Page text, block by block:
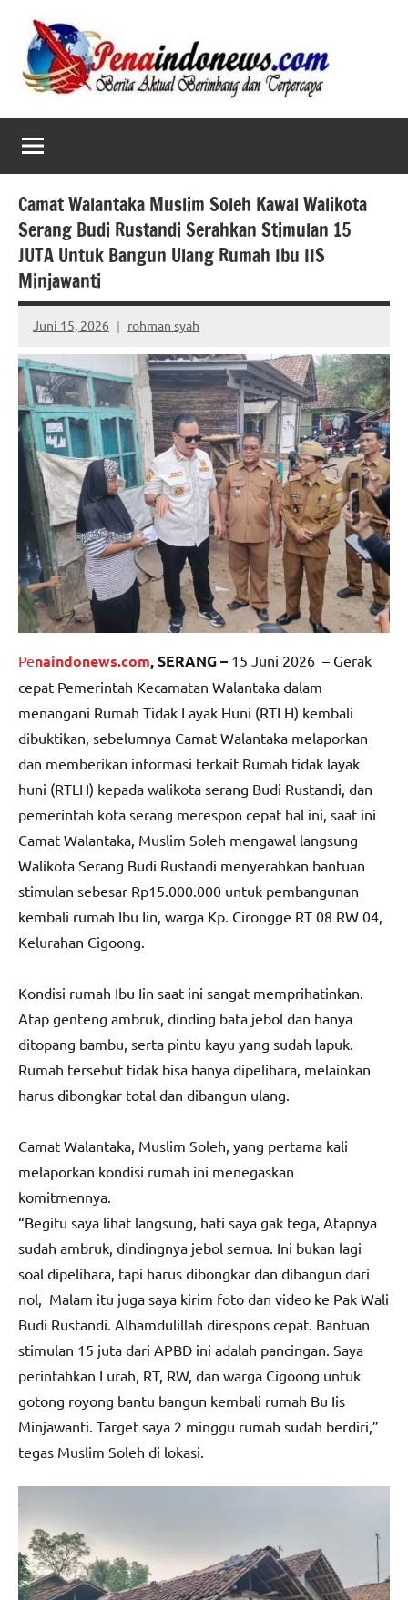
content
Camat Walantaka Muslim Soleh Kawal Walikota
Serang Budi Rustandi Serahkan Stimulan 15
JUTA Untuk Bangun Ulang Rumah Ibu IIS
Minjawanti
Juni 15, 2026 rohman syah
No
comments
Penaindonews.com, SERANG – 15 Juni 2026 – Gerak
cepat Pemerintah Kecamatan Walantaka dalam
menangani Rumah Tidak Layak Huni (RTLH) kembali
dibuktikan, sebelumnya Camat Walantaka melaporkan
dan memberikan informasi terkait Rumah tidak layak
huni (RTLH) kepada walikota serang Budi Rustandi, dan
pemerintah kota serang merespon cepat hal ini, saat ini
Camat Walantaka, Muslim Soleh mengawal langsung
Walikota Serang Budi Rustandi menyerahkan bantuan
stimulan sebesar Rp15.000.000 untuk pembangunan
kembali rumah Ibu Iin, warga Kp. Cirongge RT 08 RW 04,
Kelurahan Cigoong.
Kondisi rumah Ibu Iin saat ini sangat memprihatinkan.
Atap genteng ambruk, dinding bata jebol dan hanya
ditopang bambu, serta pintu kayu yang sudah lapuk.
Rumah tersebut tidak bisa hanya dipelihara, melainkan
harus dibongkar total dan dibangun ulang.
Camat Walantaka, Muslim Soleh, yang pertama kali
melaporkan kondisi rumah ini menegaskan
komitmennya.
“Begitu saya lihat langsung, hati saya gak tega, Atapnya
sudah ambruk, dindingnya jebol semua. Ini bukan lagi
soal dipelihara, tapi harus dibongkar dan dibangun dari
nol, Malam itu juga saya kirim foto dan video ke Pak Wali
Budi Rustandi. Alhamdulillah direspons cepat. Bantuan
stimulan 15 juta dari APBD ini adalah pancingan. Saya
perintahkan Lurah, RT, RW, dan warga Cigoong untuk
gotong royong bantu bangun kembali rumah Bu Iis
Minjawanti. Target saya 2 minggu rumah sudah berdiri,”
tegas Muslim Soleh di lokasi.